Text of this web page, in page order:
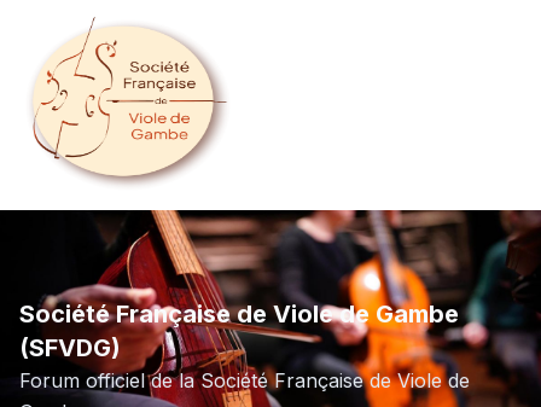
Société Française de Viole de Gambe
(SFVDG)
Forum officiel de la Société Française de Viole de